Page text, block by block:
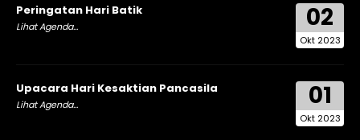
02
Okt 2023
Peringatan Hari Batik
Lihat Agenda...
01
Okt 2023
Upacara Hari Kesaktian Pancasila
Lihat Agenda...